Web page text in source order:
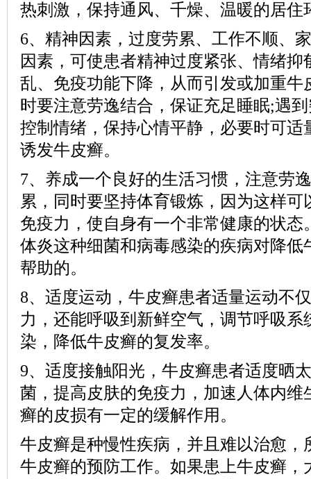
热刺激，保持通风、千燥、温暖的居住
6、精神因素，过度劳累、工作不顺、
因素，可使患者精神过度紧张、情绪抑
乱、免疫功能下降，从而引发或加重牛
时要注意劳逸结合，保证充足睡眠;遇
控制情绪，保持心情平静，必要时可适
诱发牛皮癣。
7、养成一个良好的生活习惯，注意劳
累，同时要坚持体育锻炼，因为这样可
免疫力，使自身有一个非常健康的状态
体炎这种细菌和病毒感染的疾病对降低
帮助的。
8、适度运动，牛皮癣患者适量运动不
力，还能呼吸到新鲜空气，调节呼吸系
染，降低牛皮癣的复发率。
9、适度接触阳光，牛皮癣患者适度晒
菌，提高皮肤的免疫力，加速人体内维
癣的皮损有一定的缓解作用。
牛皮癣是种慢性疾病，并且难以治愈，
牛皮癣的预防工作。如果患上牛皮癣，